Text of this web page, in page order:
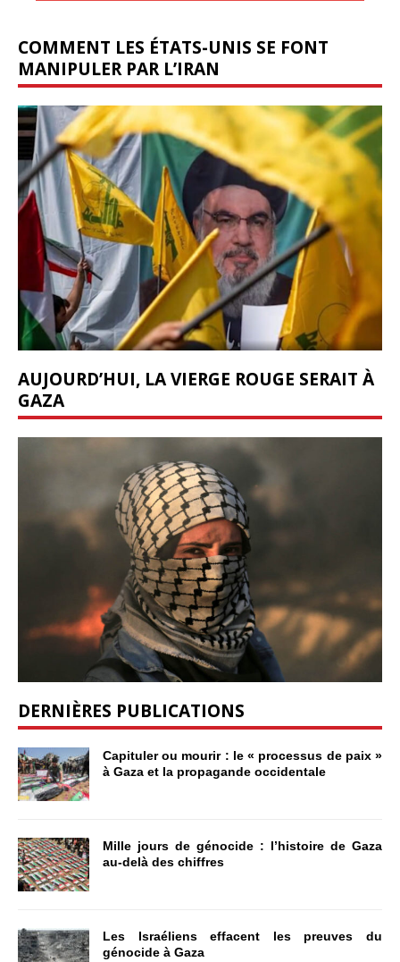
COMMENT LES ÉTATS-UNIS SE FONT
MANIPULER PAR L’IRAN
AUJOURD’HUI, LA VIERGE ROUGE SERAIT À
GAZA
DERNIÈRES PUBLICATIONS
Capituler ou mourir : le « processus de paix »
à Gaza et la propagande occidentale
Mille jours de génocide : l’histoire de Gaza
au-delà des chiffres
Les Israéliens effacent les preuves du
génocide à Gaza